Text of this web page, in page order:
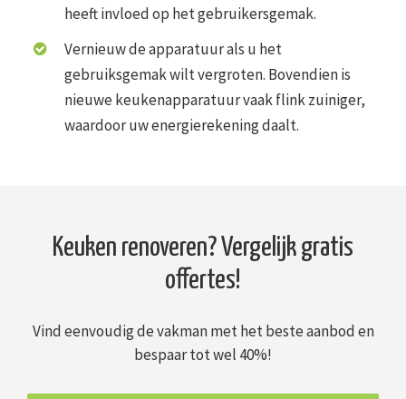
heeft invloed op het gebruikersgemak.
Vernieuw de apparatuur als u het
gebruiksgemak wilt vergroten. Bovendien is
nieuwe keukenapparatuur vaak flink zuiniger,
waardoor uw energierekening daalt.
Keuken renoveren? Vergelijk gratis
offertes!
Vind eenvoudig de vakman met het beste aanbod en
bespaar tot wel 40%!